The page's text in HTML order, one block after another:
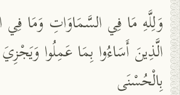
وَلِلَّهِ مَا فِي السَّمَاوَاتِ وَمَا
الَّذِينَ أَسَاءُوا بِمَا عَمِلُوا
بِالْحُسْنَى